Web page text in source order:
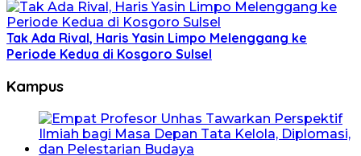
Tak Ada Rival, Haris Yasin Limpo Melenggang ke
Periode Kedua di Kosgoro Sulsel
Kampus